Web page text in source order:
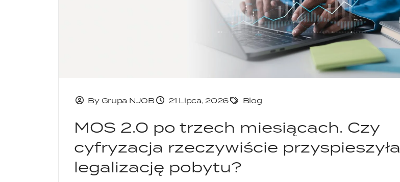
By Grupa NJOB 21 Lipca, 2026 Blog
MOS 2.0 po trzech miesiącach. Czy
cyfryzacja rzeczywiście przyspieszyła
legalizację pobytu?